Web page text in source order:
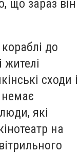
що зараз він
до
жителі
сходи і
немає
люди, які
на